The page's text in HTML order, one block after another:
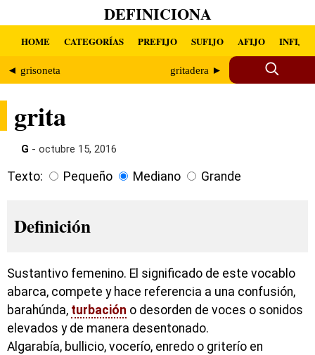
DEFINICIONA
HOME CATEGORÍAS PREFIJO SUFIJO AFIJO INFIJO
◄ grisoneta gritadera ►
grita
G - octubre 15, 2016
Texto: Pequeño Mediano Grande
Definición
Sustantivo femenino. El significado de este vocablo
abarca, compete y hace referencia a una confusión,
barahúnda, turbación o desorden de voces o sonidos
elevados y de manera desentonado.
Algarabía, bullicio, vocerío, enredo o griterío en